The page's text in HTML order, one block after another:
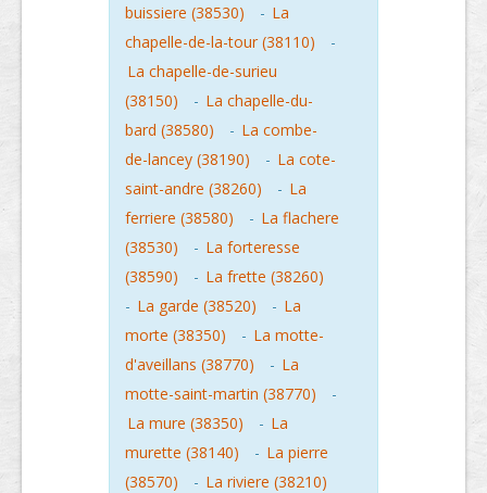
buissiere (38530)
- La
chapelle-de-la-tour (38110)
-
La chapelle-de-surieu
(38150)
- La chapelle-du-
bard (38580)
- La combe-
de-lancey (38190)
- La cote-
saint-andre (38260)
- La
ferriere (38580)
- La flachere
(38530)
- La forteresse
(38590)
- La frette (38260)
- La garde (38520) - La
morte (38350)
- La motte-
d'aveillans (38770)
- La
motte-saint-martin (38770)
-
La mure (38350)
- La
murette (38140)
- La pierre
(38570)
- La riviere (38210)